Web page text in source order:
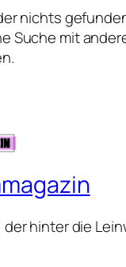
nichts
Suche mit
der hinter die